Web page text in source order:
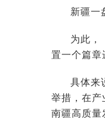
新疆一
为此，
置一个篇章
具体来
举措，在产
南疆高质量